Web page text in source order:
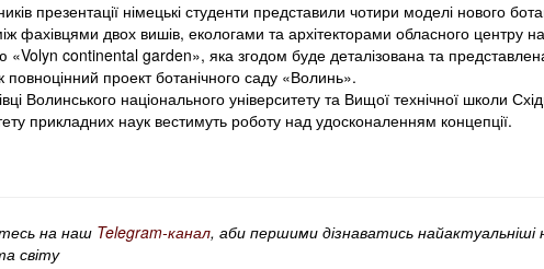
презентації німецькі студенти представили чотири моделі нового
фахівцями двох вишів, екологами та архітекторами обласного центру
«Volyn continental garden», яка згодом буде деталізована та
повноцінний проект ботанічного саду «Волинь».
Волинського національного університету та Вищої технічної школи
прикладних наук вестимуть роботу над удосконаленням концепції.
на наш Telegram-канал, аби першими дізнаватись найактуальніші
світу